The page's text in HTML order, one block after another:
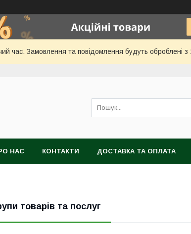
час. Замовлення та повідомлення будуть оброблені
НАС КОНТАКТИ ДОСТАВКА ТА ОПЛАТА
товарів та послуг